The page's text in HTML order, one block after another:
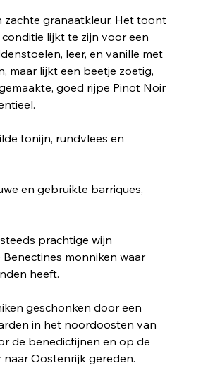
zachte granaatkleur. Het toont
lijkt te zijn voor een
leer, en vanille met
maar lijkt een beetje zoetig,
goed rijpe Pinot Noir
tonijn, rundvlees en
en gebruikte barriques,
prachtige wijn
monniken waar
heeft.
geschonken door een
in het noordoosten van
de benedictijnen en op de
Oostenrijk gereden.